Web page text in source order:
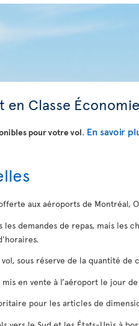
en Classe
pour votre vol. En savoir
aux aéroports de Montréal,
demandes de repas, mais les
sous réserve de la quantité de
en vente à l’aéroport le jour
pour les articles de